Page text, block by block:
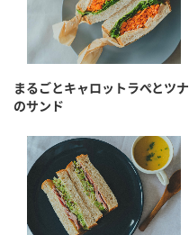
まるごとキャロットラぺとツナ
のサンド